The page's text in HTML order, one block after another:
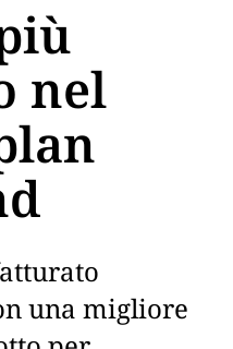
nel
una migliore